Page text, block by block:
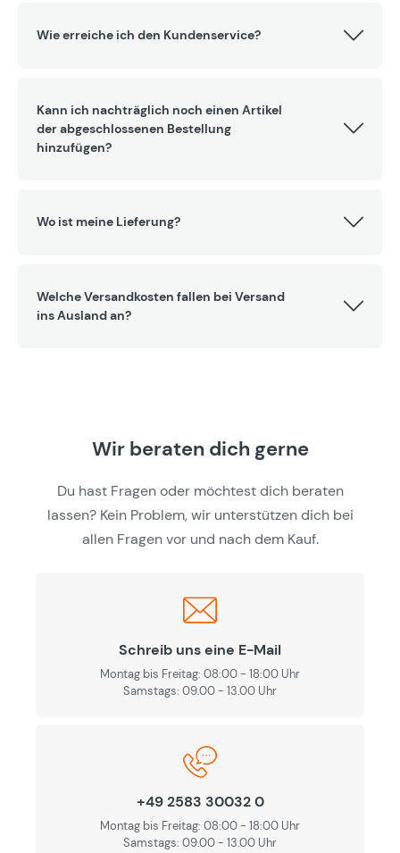
Wie erreiche ich den Kundenservice?
Kann ich nachträglich noch einen Artikel
der abgeschlossenen Bestellung
hinzufügen?
Wo ist meine Lieferung?
Welche Versandkosten fallen bei Versand
ins Ausland an?
Wir beraten dich gerne
Du hast Fragen oder möchtest dich beraten
lassen? Kein Problem, wir unterstützen dich bei
allen Fragen vor und nach dem Kauf.
Schreib uns eine E-Mail
Montag bis Freitag: 08:00 - 18:00 Uhr
Samstags: 09.00 - 13.00 Uhr
+49 2583 30032 0
Montag bis Freitag: 08:00 - 18:00 Uhr
Samstags: 09.00 - 13.00 Uhr